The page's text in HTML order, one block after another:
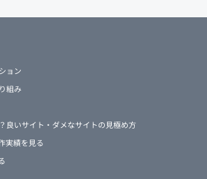
ョン
組み
良いサイト・ダメなサイトの見極め方
実績を見る